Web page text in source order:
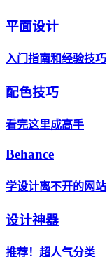
平面设计
入门指南和经验技巧
配色技巧
看完这里成高手
Behance
学设计离不开的网站
设计神器
推荐！超人气分类